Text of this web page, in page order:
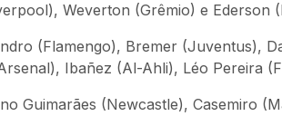
Weverton (Grêmio) e Ederson
(Flamengo), Bremer (Juventus),
Ibañez (Al-Ahli), Léo Pereira
Guimarães (Newcastle), Casemiro